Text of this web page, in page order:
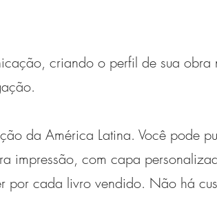
criando o perfil de sua obra
da América Latina. Você pode
impressão, com capa
por cada livro vendido. Não há